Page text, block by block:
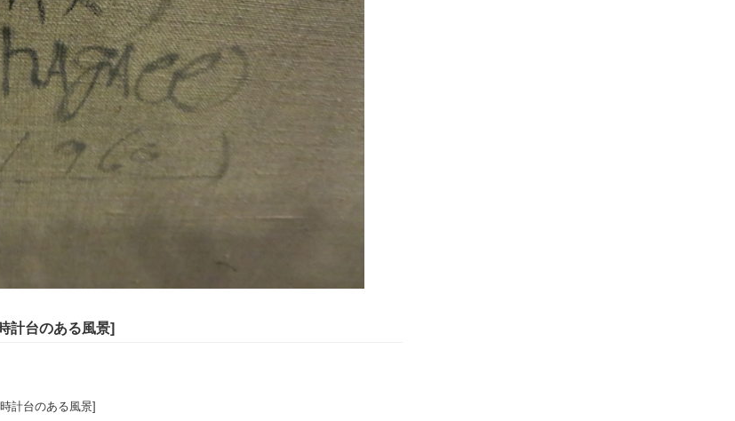
計台のある風景]
計台のある風景]